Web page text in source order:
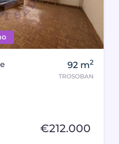
92 m2
TROSOBAN
€212.000